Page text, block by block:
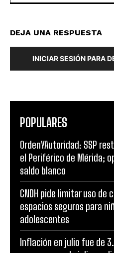
DEJA UNA RESPUESTA
INICIAR SESIÓN PARA
POPULARES
OrdenYAutoridad: SSP
el Periférico de Mérida;
saldo blanco
CNDH pide limitar uso de
espacios seguros para
adolescentes
Inflación en julio fue de